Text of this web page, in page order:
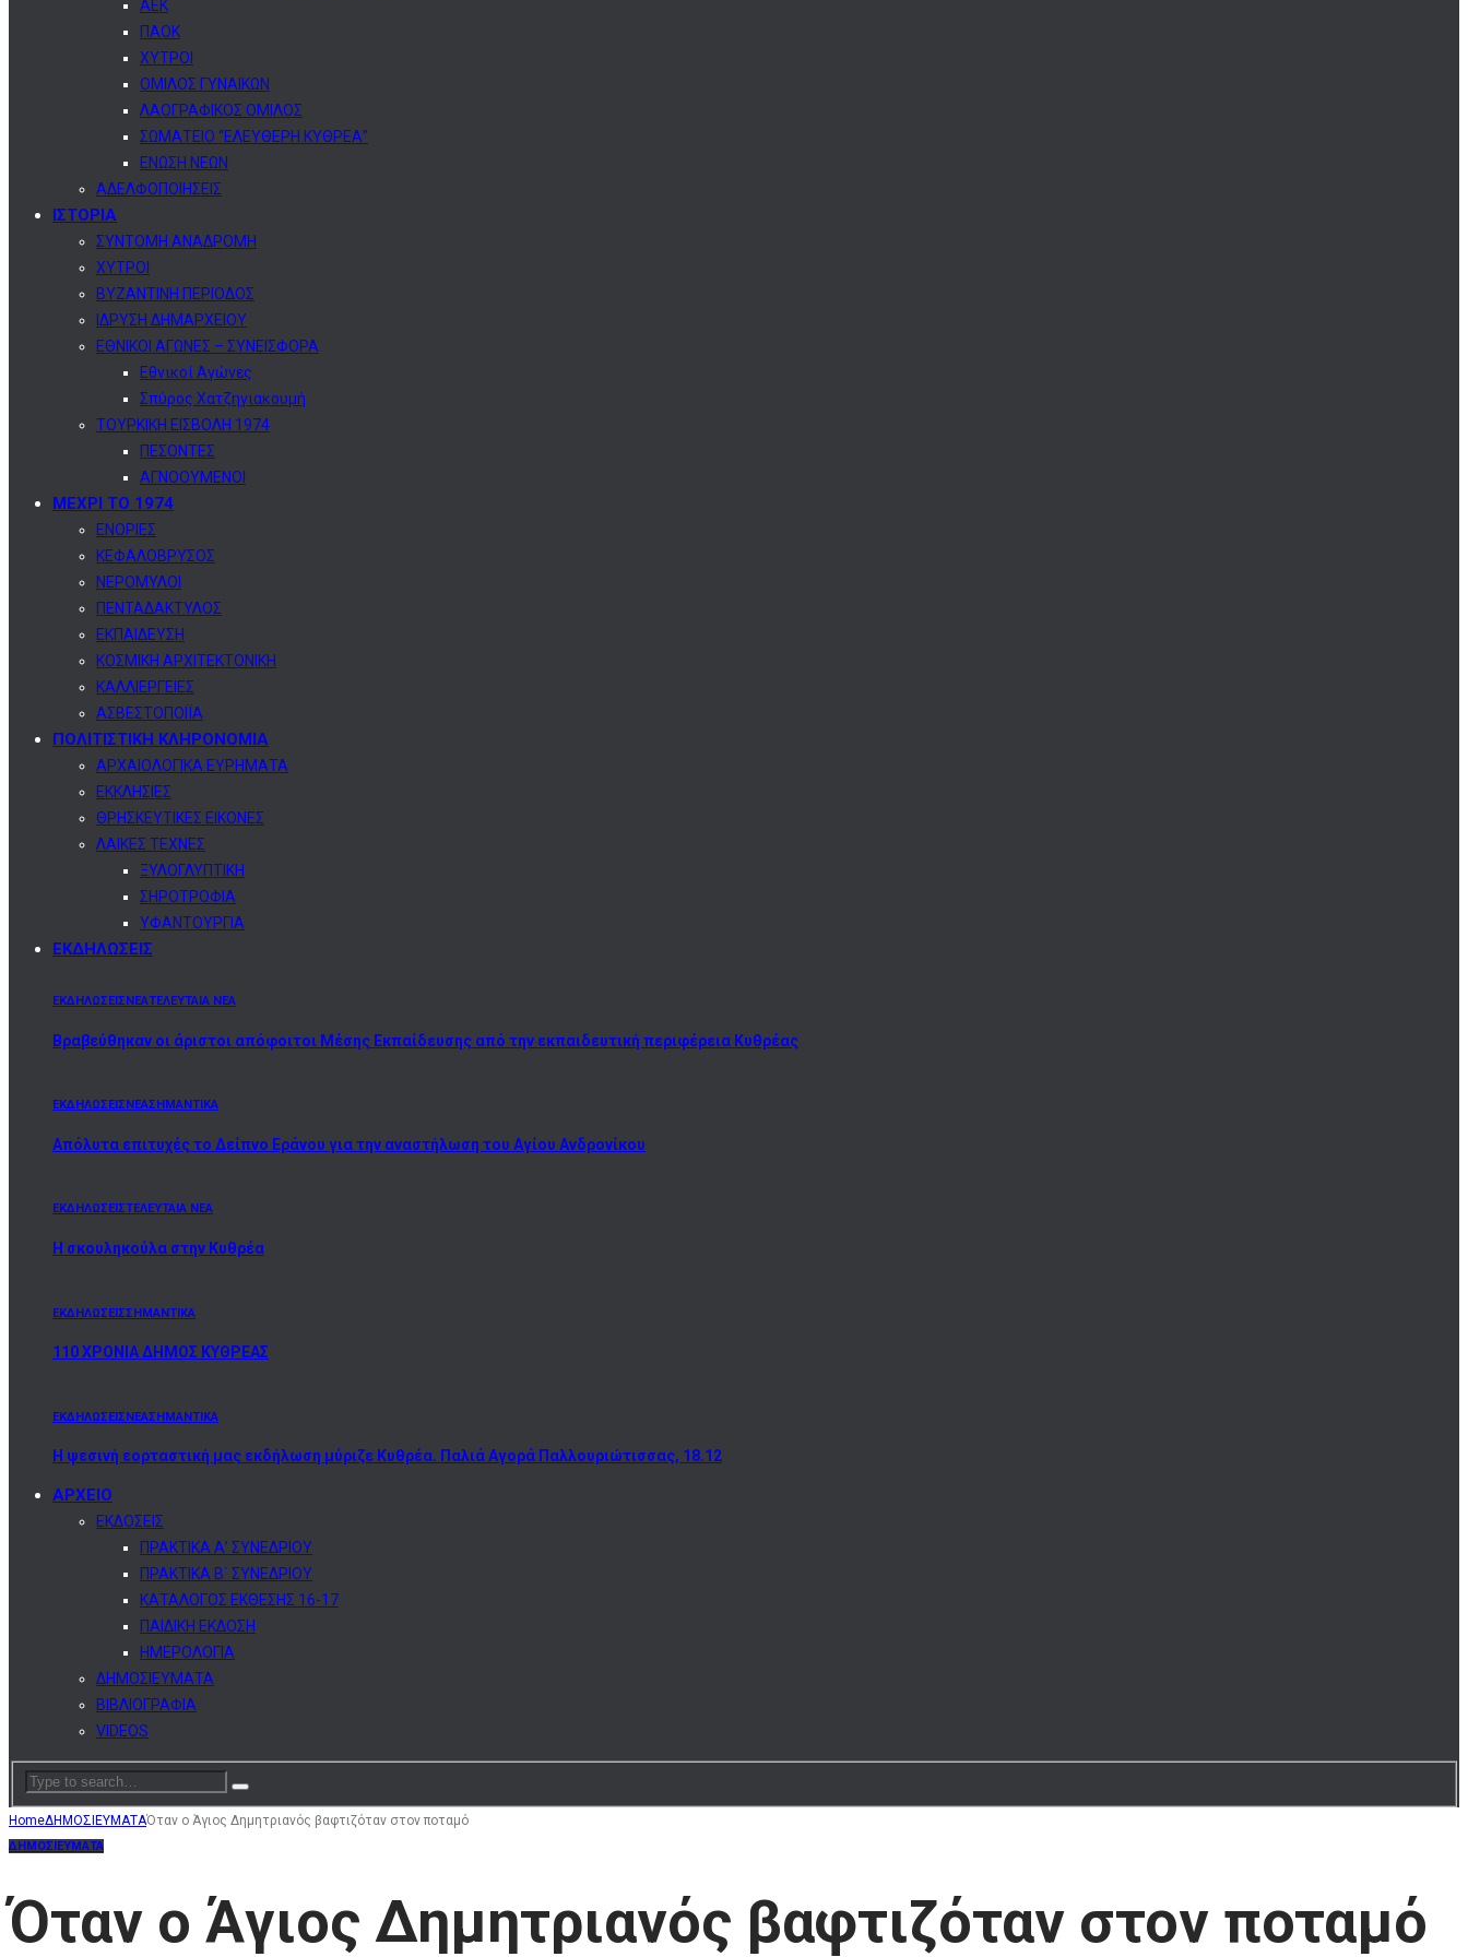
ΑΕΚ
ΠΑΟΚ
ΧΥΤΡΟΙ
ΟΜΙΛΟΣ ΓΥΝΑΙΚΩΝ
ΛΑΟΓΡΑΦΙΚΟΣ ΟΜΙΛΟΣ
ΣΩΜΑΤΕΙΟ “ΕΛΕΥΘΕΡΗ ΚΥΘΡΕΑ”
ΕΝΩΣΗ ΝΕΩΝ
ΑΔΕΛΦΟΠΟΙΗΣΕΙΣ
ΙΣΤΟΡΙΑ
ΣΥΝΤΟΜΗ ΑΝΑΔΡΟΜΗ
ΧΥΤΡΟΙ
ΒΥΖΑΝΤΙΝΗ ΠΕΡΙΟΔΟΣ
ΙΔΡΥΣΗ ΔΗΜΑΡΧΕΙΟΥ
ΕΘΝΙΚΟΙ ΑΓΩΝΕΣ – ΣΥΝΕΙΣΦΟΡΑ
Εθνικοί Αγώνες
Σπύρος Χατζηγιακουμή
ΤΟΥΡΚΙΚΗ ΕΙΣΒΟΛΗ 1974
ΠΕΣΟΝΤΕΣ
ΑΓΝΟΟΥΜΕΝΟΙ
ΜΕΧΡΙ ΤΟ 1974
ΕΝΟΡΙΕΣ
ΚΕΦΑΛΟΒΡΥΣΟΣ
ΝΕΡΟΜΥΛΟΙ
ΠΕΝΤΑΔΑΚΤΥΛΟΣ
ΕΚΠΑΙΔΕΥΣΗ
ΚΟΣΜΙΚΗ ΑΡΧΙΤΕΚΤΟΝΙΚΗ
ΚΑΛΛΙΕΡΓΕΙΕΣ
ΑΣΒΕΣΤΟΠΟΙΪΑ
ΠΟΛΙΤΙΣΤΙΚΗ ΚΛΗΡΟΝΟΜΙΑ
ΑΡΧΑΙΟΛΟΓΙΚΑ ΕΥΡΗΜΑΤΑ
ΕΚΚΛΗΣΙΕΣ
ΘΡΗΣΚΕΥΤΙΚΕΣ ΕΙΚΟΝΕΣ
ΛΑΙΚΕΣ ΤΕΧΝΕΣ
ΞΥΛΟΓΛΥΠΤΙΚΗ
ΣΗΡΟΤΡΟΦΙΑ
ΥΦΑΝΤΟΥΡΓΙΑ
ΕΚΔΗΛΩΣΕΙΣ
ΕΚΔΗΛΩΣΕΙΣΝΕΑΤΕΛΕΥΤΑΙΑ ΝΕΑ
Βραβεύθηκαν οι άριστοι απόφοιτοι Μέσης Εκπαίδευσης από την εκπαιδευτική περιφέρεια Κυθρέας
ΕΚΔΗΛΩΣΕΙΣ ΝΕΑΣΗΜΑΝΤΙΚΑ
Απόλυτα επιτυχές το Δείπνο Εράνου για την αναστήλωση του Αγίου Ανδρονίκου
ΕΚΔΗΛΩΣΕΙΣΤΕΛΕΥΤΑΙΑ ΝΕΑ
Η σκουληκούλα στην Κυθρέα
ΕΚΔΗΛΩΣΕΙΣΣΗΜΑΝΤΙΚΑ
110 ΧΡΟΝΙΑ ΔΗΜΟΣ ΚΥΘΡΕΑΣ
ΕΚΔΗΛΩΣΕΙΣΝΕΑΣΗΜΑΝΤΙΚΑ
Η ψεσινή εορταστική μας εκδήλωση μύριζε Κυθρέα. Παλιά Αγορά Παλλουριώτισσας, 18.12
ΑΡΧΕΙΟ
ΕΚΔΟΣΕΙΣ
ΠΡΑΚΤΙΚΑ Α’ ΣΥΝΕΔΡΙΟΥ
ΠΡΑΚΤΙΚΑ Β΄ ΣΥΝΕΔΡΙΟΥ
ΚΑΤΑΛΟΓΟΣ ΕΚΘΕΣΗΣ 16-17
ΠΑΙΔΙΚΗ ΕΚΔΟΣΗ
ΗΜΕΡΟΛΟΓΙΑ
ΔΗΜΟΣΙΕΥΜΑΤΑ
ΒΙΒΛΙΟΓΡΑΦΙΑ
VIDEOS
HomeΔΗΜΟΣΙΕΥΜΑΤΑΌταν ο Άγιος Δημητριανός βαφτιζόταν στον ποταμό
ΔΗΜΟΣΙΕΥΜΑΤΑ
Όταν ο Άγιος Δημητριανός βαφτιζόταν στον ποταμό